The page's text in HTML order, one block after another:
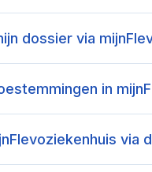
dossier via
in
via